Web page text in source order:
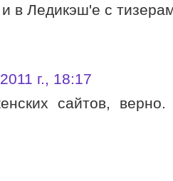
в Ледикэш'е с
г., 18:17
сайтов,